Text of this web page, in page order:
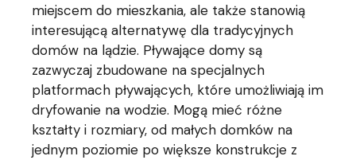
miejscem do mieszkania, ale także stanowią
interesującą alternatywę dla tradycyjnych
domów na lądzie. Pływające domy są
zazwyczaj zbudowane na specjalnych
platformach pływających, które umożliwiają im
dryfowanie na wodzie. Mogą mieć różne
kształty i rozmiary, od małych domków na
jednym poziomie po większe konstrukcje z